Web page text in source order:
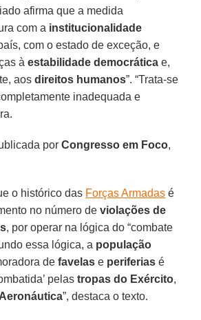
afirma que a medida
com a institucionalidade
com o estado de exceção, e
àestabilidade democrática e,
aosdireitos humanos”. “Trata-se
inadequada e
por Congresso em Foco,
o histórico das Forças Armadas é
no número deviolações de
, por operar na lógica do “combate
essa lógica, a população
defavelas e periferias é
pelastropas do Exército,
Aeronáutica”, destaca o texto.